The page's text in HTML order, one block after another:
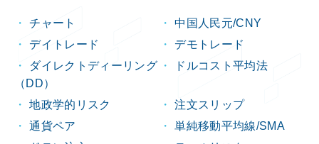
チャート
中国人民元/CNY
デイトレード
デモトレード
ダイレクトディーリング
（DD）
ドルコスト平均法
地政学的リスク
注文スリップ
通貨ペア
単純移動平均線/SMA